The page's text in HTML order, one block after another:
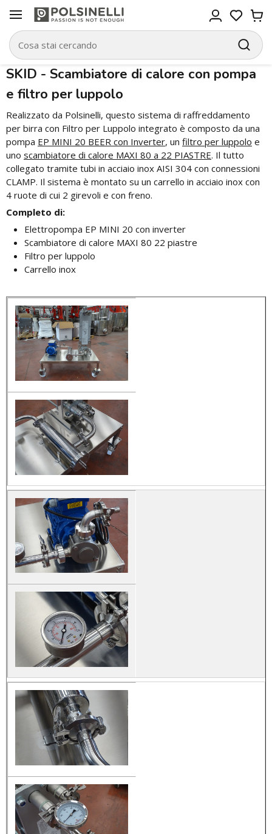
SKID - Scambiatore di calore con pompa
e filtro per luppolo
Realizzato da Polsinelli, questo sistema di raffreddamento
per birra con Filtro per Luppolo integrato è composto da una
pompa EP MINI 20 BEER con Inverter, un filtro per luppolo e
uno scambiatore di calore MAXI 80 a 22 PIASTRE. Il tutto
collegato tramite tubi in acciaio inox AISI 304 con connessioni
CLAMP. Il sistema è montato su un carrello in acciaio inox con
4 ruote di cui 2 girevoli e con freno.
Completo di:
Elettropompa EP MINI 20 con inverter
Scambiatore di calore MAXI 80 22 piastre
Filtro per luppolo
Carrello inox